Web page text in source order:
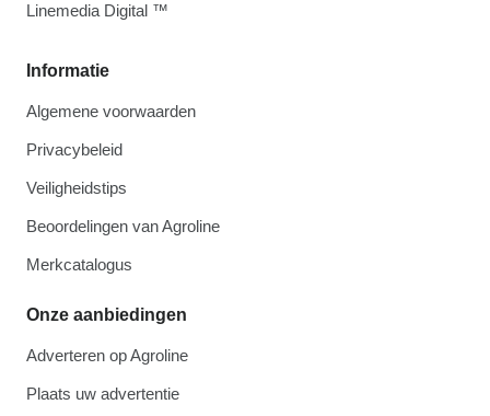
Informatie
Algemene voorwaarden
Privacybeleid
Veiligheidstips
Beoordelingen van Agroline
Merkcatalogus
Onze aanbiedingen
Adverteren op Agroline
Plaats uw advertentie
Linemedia Digital ™